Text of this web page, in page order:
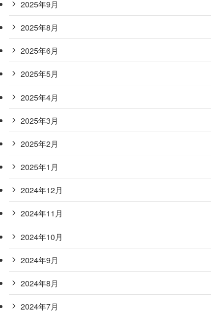
2025年9月
2025年8月
2025年6月
2025年5月
2025年4月
2025年3月
2025年2月
2025年1月
2024年12月
2024年11月
2024年10月
2024年9月
2024年8月
2024年7月